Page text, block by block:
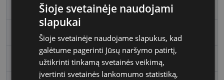
Rėmelio spalva brown/gold
Rėmelio tipas
Rėmelio forma Kvadratas
Šioje svetainėje naudojami
slapukai
Šioje svetainėje naudojame slapukus, kad
galėtume pagerinti Jūsų naršymo patirtį,
užtikrinti tinkamą svetainės veikimą,
įvertinti svetainės lankomumo statistiką,